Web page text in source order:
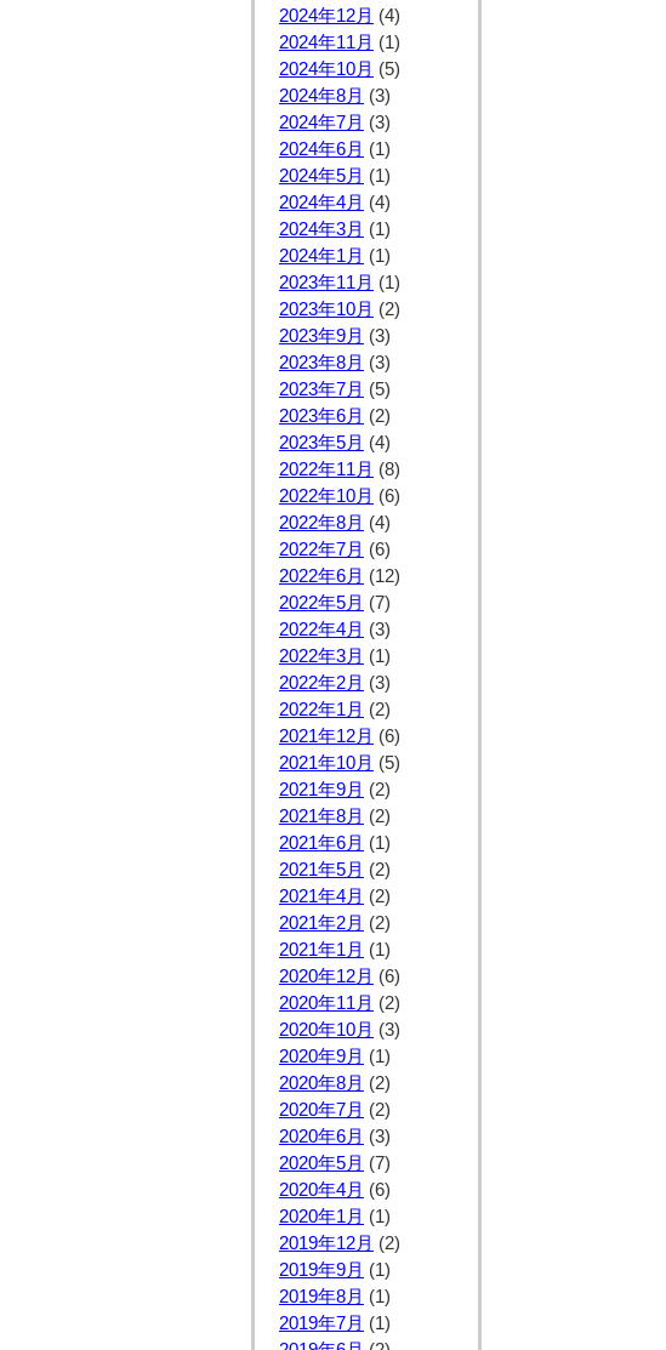
2024年12月 (4)
2024年11月 (1)
2024年10月 (5)
2024年8月 (3)
2024年7月 (3)
2024年6月 (1)
2024年5月 (1)
2024年4月 (4)
2024年3月 (1)
2024年1月 (1)
2023年11月 (1)
2023年10月 (2)
2023年9月 (3)
2023年8月 (3)
2023年7月 (5)
2023年6月 (2)
2023年5月 (4)
2022年11月 (8)
2022年10月 (6)
2022年8月 (4)
2022年7月 (6)
2022年6月 (12)
2022年5月 (7)
2022年4月 (3)
2022年3月 (1)
2022年2月 (3)
2022年1月 (2)
2021年12月 (6)
2021年10月 (5)
2021年9月 (2)
2021年8月 (2)
2021年6月 (1)
2021年5月 (2)
2021年4月 (2)
2021年2月 (2)
2021年1月 (1)
2020年12月 (6)
2020年11月 (2)
2020年10月 (3)
2020年9月 (1)
2020年8月 (2)
2020年7月 (2)
2020年6月 (3)
2020年5月 (7)
2020年4月 (6)
2020年1月 (1)
2019年12月 (2)
2019年9月 (1)
2019年8月 (1)
2019年7月 (1)